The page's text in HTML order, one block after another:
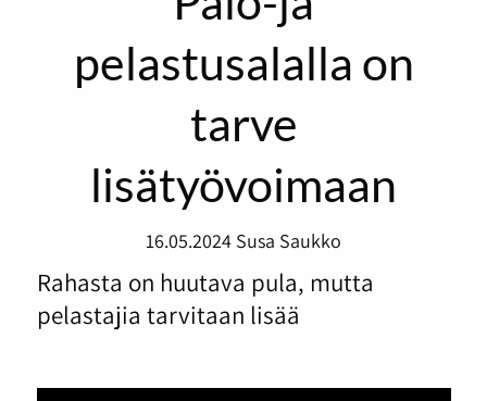
pelastusalalla on
tarve
lisätyövoimaan
16.05.2024 Susa Saukko
Rahasta on huutava pula, mutta
pelastajia tarvitaan lisää